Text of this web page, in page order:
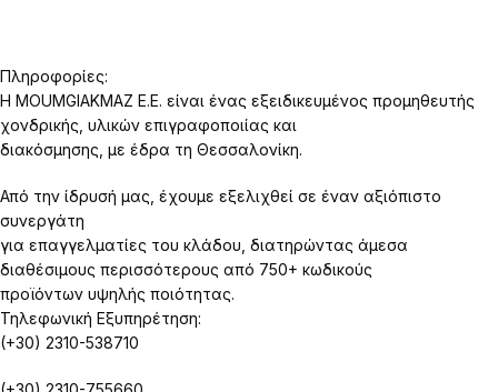
Πληροφορίες:
Η MOUMGIAKMAZ E.E. είναι ένας εξειδικευμένος προμηθευτής
χονδρικής, υλικών επιγραφοποιίας και
διακόσμησης, με έδρα τη Θεσσαλονίκη.
Από την ίδρυσή μας, έχουμε εξελιχθεί σε έναν αξιόπιστο
συνεργάτη
για επαγγελματίες του κλάδου, διατηρώντας άμεσα
διαθέσιμους περισσότερους από 750+ κωδικούς
προϊόντων υψηλής ποιότητας.
Τηλεφωνική Εξυπηρέτηση:
(+30) 2310-538710